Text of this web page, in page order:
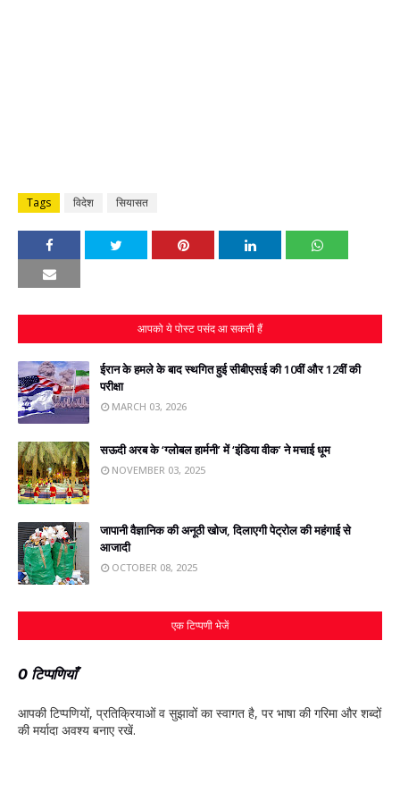
Tags विदेश सियासत
आपको ये पोस्ट पसंद आ सकती हैं
ईरान के हमले के बाद स्‍थगित हुई सीबीएसई की 10वीं और 12वीं की
परीक्षा
MARCH 03, 2026
सऊदी अरब के ‘ग्लोबल हार्मनी’ में ‘इंडिया वीक’ ने मचाई धूम
NOVEMBER 03, 2025
जापानी वैज्ञानिक की अनूठी खोज, दिलाएगी पेट्रोल की महंगाई से
आजादी
OCTOBER 08, 2025
एक टिप्पणी भेजें
0 टिप्पणियाँ
आपकी टिप्‍पणियों, प्रतिक्रियाओं व सुझावों का स्‍वागत है, पर भाषा की गरिमा और शब्‍दों
की मर्यादा अवश्‍य बनाए रखें.